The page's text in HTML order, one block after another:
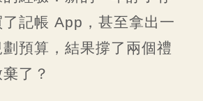
記帳 App，甚至拿出一
預算，結果撐了兩個禮
了？